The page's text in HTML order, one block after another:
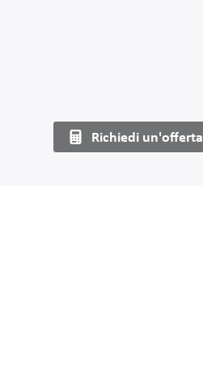
Richiedi un'offerta